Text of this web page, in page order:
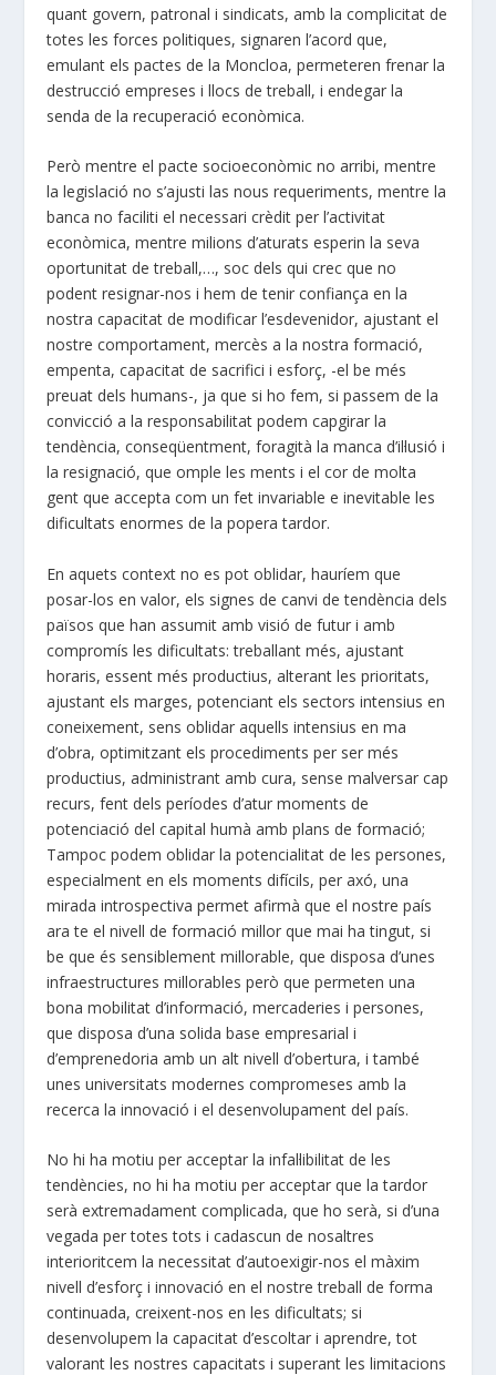
quant govern, patronal i sindicats, amb la complicitat de
totes les forces politiques, signaren l’acord que,
emulant els pactes de la Moncloa, permeteren frenar la
destrucció empreses i llocs de treball, i endegar la
senda de la recuperació econòmica.
Però mentre el pacte socioeconòmic no arribi, mentre
la legislació no s’ajusti las nous requeriments, mentre la
banca no faciliti el necessari crèdit per l’activitat
econòmica, mentre milions d’aturats esperin la seva
oportunitat de treball,…, soc dels qui crec que no
podent resignar-nos i hem de tenir confiança en la
nostra capacitat de modificar l’esdevenidor, ajustant el
nostre comportament, mercès a la nostra formació,
empenta, capacitat de sacrifici i esforç, -el be més
preuat dels humans-, ja que si ho fem, si passem de la
convicció a la responsabilitat podem capgirar la
tendència, conseqüentment, foragità la manca d’il·lusió i
la resignació, que omple les ments i el cor de molta
gent que accepta com un fet invariable e inevitable les
dificultats enormes de la popera tardor.
En aquets context no es pot oblidar, hauríem que
posar-los en valor, els signes de canvi de tendència dels
països que han assumit amb visió de futur i amb
compromís les dificultats: treballant més, ajustant
horaris, essent més productius, alterant les prioritats,
ajustant els marges, potenciant els sectors intensius en
coneixement, sens oblidar aquells intensius en ma
d’obra, optimitzant els procediments per ser més
productius, administrant amb cura, sense malversar cap
recurs, fent dels períodes d’atur moments de
potenciació del capital humà amb plans de formació;
Tampoc podem oblidar la potencialitat de les persones,
especialment en els moments difícils, per axó, una
mirada introspectiva permet afirmà que el nostre país
ara te el nivell de formació millor que mai ha tingut, si
be que és sensiblement millorable, que disposa d’unes
infraestructures millorables però que permeten una
bona mobilitat d’informació, mercaderies i persones,
que disposa d’una solida base empresarial i
d’emprenedoria amb un alt nivell d’obertura, i també
unes universitats modernes compromeses amb la
recerca la innovació i el desenvolupament del país.
No hi ha motiu per acceptar la infal·libilitat de les
tendències, no hi ha motiu per acceptar que la tardor
serà extremadament complicada, que ho serà, si d’una
vegada per totes tots i cadascun de nosaltres
interioritcem la necessitat d’autoexigir-nos el màxim
nivell d’esforç i innovació en el nostre treball de forma
continuada, creixent-nos en les dificultats; si
desenvolupem la capacitat d’escoltar i aprendre, tot
valorant les nostres capacitats i superant les limitacions